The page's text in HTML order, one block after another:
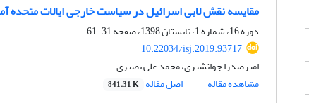
مقایسه نقش لابی اسرائیل در سیاست خارجی ایالات متحده
دوره 16، شماره 1، تابستان 1398، صفحه
31-61
10.22034/isj.2019.93717
امیرصدرا جوانشیری، محمد علی بصیری
مشاهده مقاله
اصل مقاله 841.31 K